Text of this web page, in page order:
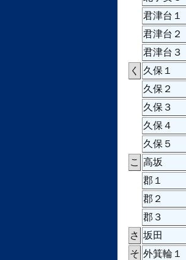
君津台１
君津台２
君津台３
く
久保１
久保２
久保３
久保４
久保５
こ 高坂
郡１
郡２
郡３
さ 坂田
そ 外箕輪１